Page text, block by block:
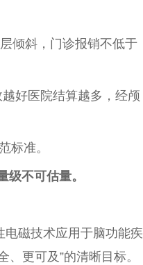
倾斜，门诊报销不低于
好医院结算越多，经颅
标准。
级不可估量。
磁技术应用于脑功能疾
更可及”的清晰目标。